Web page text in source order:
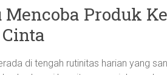
Mencoba Produk
di tengah rutinitas harian yang